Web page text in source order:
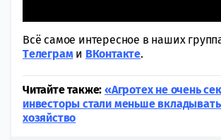
Всё самое интересное в наших
Tелеграми ВКонтакте.
Читайте также: «Агротех не очень
инвесторы стали меньше
хозяйство